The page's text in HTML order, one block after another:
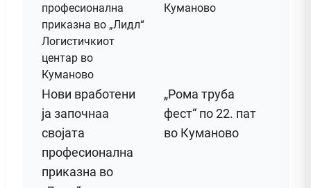
Нови вработени
ја започнаа
својата
професионална
приказна во
„Рома труба
фест“ по 22. пат
во Куманово